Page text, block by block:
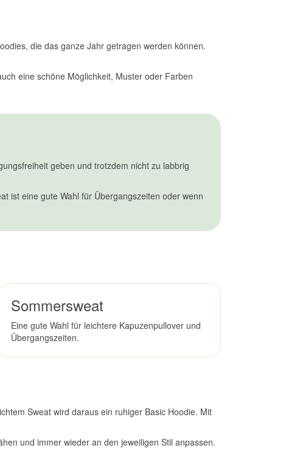
die das ganze Jahr getragen werden können.
eine schöne Möglichkeit, Muster oder Farben
geben und trotzdem nicht zu labbrig
ist eine gute Wahl für Übergangszeiten oder wenn
Sommersweat
Eine gute Wahl für leichtere Kapuzenpullover und
Übergangszeiten.
Sweat wird daraus ein ruhiger Basic Hoodie. Mit
und immer wieder an den jeweiligen Stil anpassen.